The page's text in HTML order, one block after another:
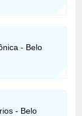
- Belo
- Belo